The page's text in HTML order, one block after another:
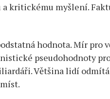
a kritickému myšlení.
hodnota. Mír pro
pseudohodnoty
Většina lidí